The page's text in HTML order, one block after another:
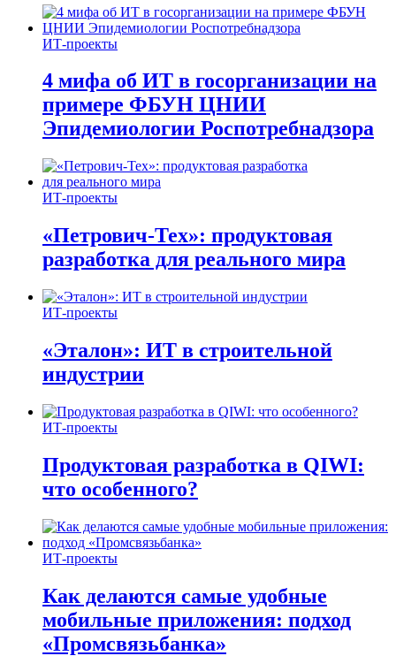
ИТ-проекты
4 мифа об ИТ в госорганизации на
примере ФБУН ЦНИИ
Эпидемиологии Роспотребнадзора
ИТ-проекты
«Петрович-Тех»: продуктовая
разработка для реального мира
ИТ-проекты
«Эталон»: ИТ в строительной
индустрии
ИТ-проекты
Продуктовая разработка в QIWI:
что особенного?
ИТ-проекты
Как делаются самые удобные
мобильные приложения: подход
«Промсвязьбанка»